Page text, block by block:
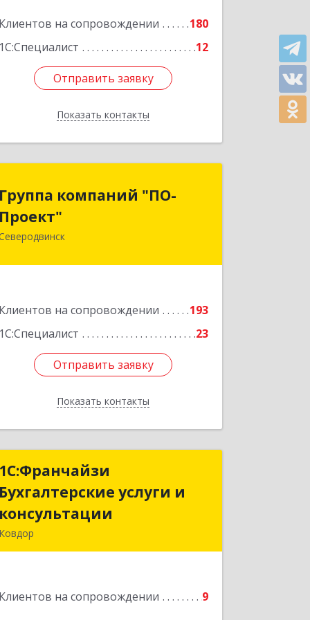
Клиентов на сопровождении
180
1С:Специалист
12
Отправить заявку
Показать контакты
Отправить заявку
Назад
Группа компаний "ПО-
Проект"
Клиентов на сопровождении
193
1С:Специалист
23
Отправить заявку
Показать контакты
Группа компаний "ПО-
Проект"
164500, Архангельская обл,
Подробнее
Отправить заявку
Назад
1С:Франчайзи
Бухгалтерские услуги и
консультации
Ковдор
Клиентов на сопровождении 9
1С:Франчайзи
Бухгалтерские услуги и
консультации